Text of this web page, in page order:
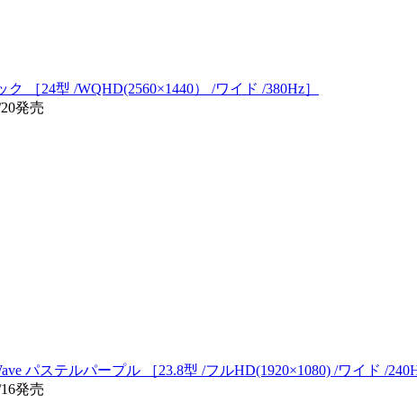
［24型 /WQHD(2560×1440） /ワイド /380Hz］
発売
パステルパープル ［23.8型 /フルHD(1920×1080) /ワイド /
発売